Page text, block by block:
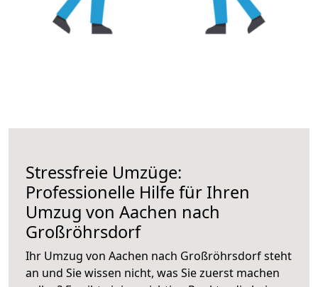
Stressfreie Umzüge:
Professionelle Hilfe für Ihren
Umzug von Aachen nach
Großröhrsdorf
Ihr Umzug von Aachen nach Großröhrsdorf steht
an und Sie wissen nicht, was Sie zuerst machen